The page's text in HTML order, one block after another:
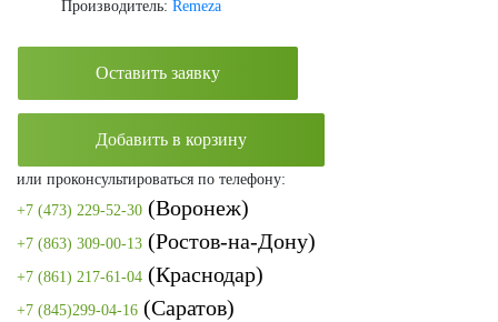
Производитель: Remeza
Оставить заявку
Добавить в корзину
или проконсультироваться по телефону:
+7 (473) 229-52-30 (Воронеж)
+7 (863) 309-00-13 (Ростов-на-Дону)
+7 (861) 217-61-04 (Краснодар)
+7 (845)299-04-16 (Саратов)